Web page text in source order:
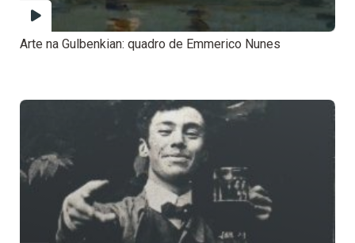
Arte na Gulbenkian: quadro de Emmerico Nunes